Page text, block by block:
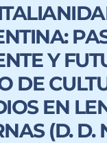
Y
DE
EN
(D. D.